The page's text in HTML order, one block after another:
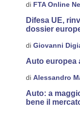
di FTA Online
Difesa UE,
dossier
di Giovanni
Auto europea
di Alessandro
Auto: a
bene il